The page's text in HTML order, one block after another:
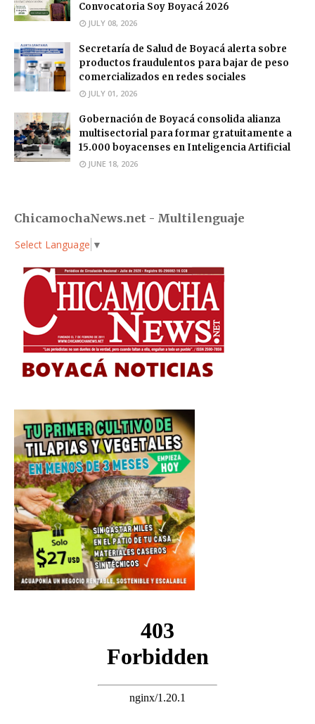
Convocatoria Soy Boyacá 2026
JULY 08, 2026
Secretaría de Salud de Boyacá alerta sobre
productos fraudulentos para bajar de peso
comercializados en redes sociales
JULY 01, 2026
Gobernación de Boyacá consolida alianza
multisectorial para formar gratuitamente a
15.000 boyacenses en Inteligencia Artificial
JUNE 18, 2026
ChicamochaNews.net - Multilenguaje
Select Language ▼